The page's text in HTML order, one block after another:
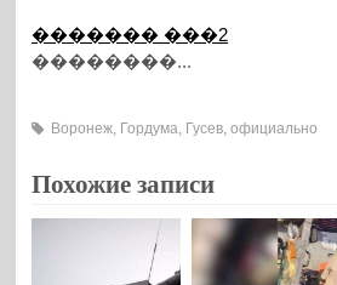
������� ���2
��������...
Воронеж Гордума Гусев ,официально
Похожие записи